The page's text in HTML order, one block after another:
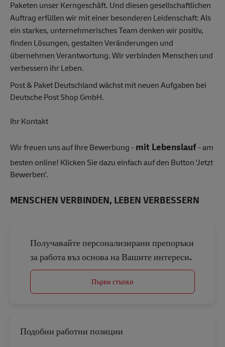
Paketen unser Kerngeschäft. Und diesen gesellschaftlichen
Auftrag erfüllen wir mit einer besonderen Leidenschaft: Als
ein starkes, unternehmerisches Team denken wir positiv,
finden Lösungen, gestalten Veränderungen und
übernehmen Verantwortung. Wir verbinden Menschen und
verbessern ihr Leben.
Post & Paket Deutschland wächst mit neuen Aufgaben bei
Deutsche Post Shop GmbH.
Ihr Kontakt
Wir freuen uns auf Ihre Bewerbung -mit Lebenslauf- am
besten online! Klicken Sie dazu einfach auf den Button 'Jetzt
Bewerben'.
MENSCHEN VERBINDEN, LEBEN VERBESSERN
Получавайте персонализирани препоръки
за работа въз основа на Вашите интереси.
Първи стъпки
Подобни работни позиции